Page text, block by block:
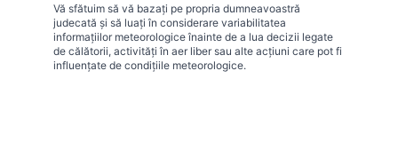
Vă sfătuim să vă bazați pe propria dumneavoastră
judecată și să luați în considerare variabilitatea
informațiilor meteorologice înainte de a lua decizii legate
de călătorii, activități în aer liber sau alte acțiuni care pot fi
influențate de condițiile meteorologice.